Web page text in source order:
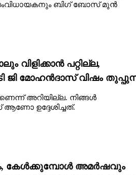
ബിഗ് ബോസ് മുൻ
വിളിക്കാൻ പറ്റില്ല,
ജി മോഹൻദാസ് വിഷം
അറിയില്ല. നിങ്ങൾ
ഉദ്ദേശിച്ചത്.
കേൾക്കുമ്പോൾ അമർഷവും